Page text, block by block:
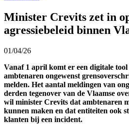
Minister Crevits zet in
agressiebeleid binnen
01/04/26
Vanaf 1 april komt er een digitale
ambtenaren ongewenst
melden. Het aantal meldingen van
derden tegenover van de Vlaamse
wil minister Crevits dat ambtenaren
kunnen maken en dat entiteiten ook
klanten bij een incident.